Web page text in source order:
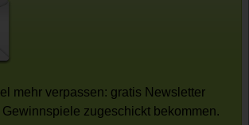
mehr verpassen: gratis Newsletter
zugeschickt bekommen.